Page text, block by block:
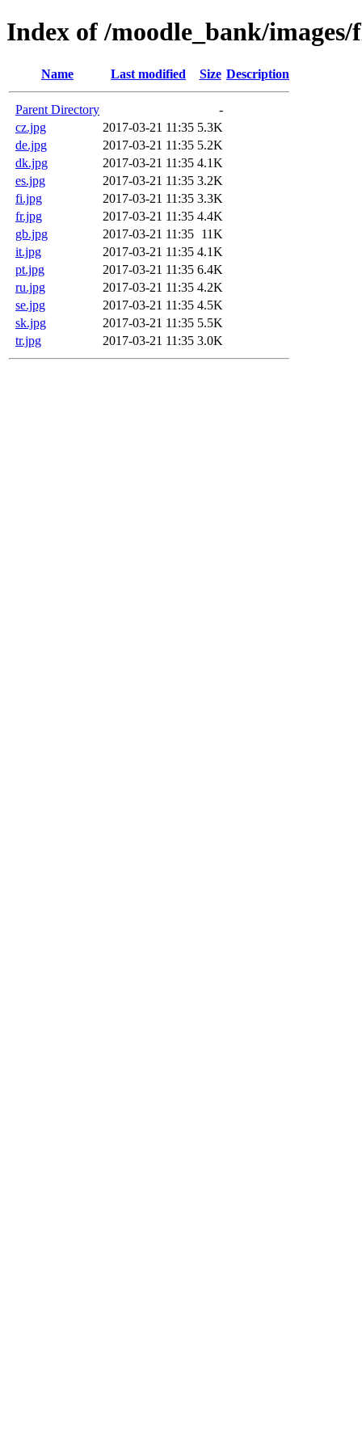
Index of /moodle_bank/images/
Name Last modified Size Description
Parent Directory
-
cz.jpg
2017-03-21 11:35 5.3K
de.jpg
2017-03-21 11:35 5.2K
dk.jpg
2017-03-21 11:35 4.1K
es.jpg
2017-03-21 11:35 3.2K
fi.jpg
2017-03-21 11:35 3.3K
fr.jpg
2017-03-21 11:35 4.4K
gb.jpg
2017-03-21 11:35 11K
it.jpg
2017-03-21 11:35 4.1K
pt.jpg
2017-03-21 11:35 6.4K
ru.jpg
2017-03-21 11:35 4.2K
se.jpg
2017-03-21 11:35 4.5K
sk.jpg
2017-03-21 11:35 5.5K
tr.jpg
2017-03-21 11:35 3.0K